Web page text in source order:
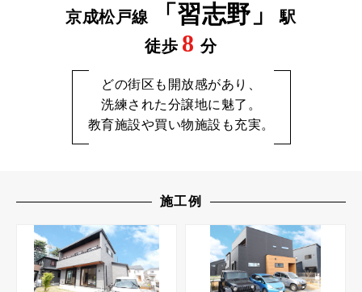
京成松戸線
「習志野」
駅
徒歩 8 分
どの街区も開放感があり、
洗練された分譲地に魅了。
教育施設や買い物施設も充実。
施工例